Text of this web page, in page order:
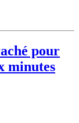
pour
minutes